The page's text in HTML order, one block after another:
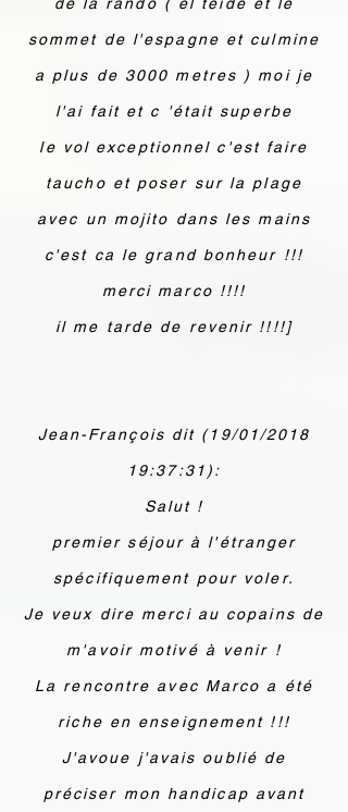
sommet de l'espagne et culmine
a plus de 3000 metres ) moi je
l'ai fait et c 'était superbe
le vol exceptionnel c'est faire
taucho et poser sur la plage
avec un mojito dans les mains
c'est ca le grand bonheur !!!
merci marco !!!!
il me tarde de revenir !!!!]
Jean-François dit (19/01/2018
19:37:31):
Salut !
premier séjour à l'étranger
spécifiquement pour voler.
Je veux dire merci au copains de
m'avoir motivé à venir !
La rencontre avec Marco a été
riche en enseignement !!!
J'avoue j'avais oublié de
préciser mon handicap avant